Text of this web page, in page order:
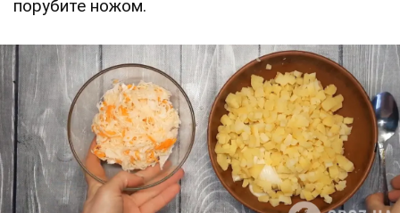
порубите ножом.